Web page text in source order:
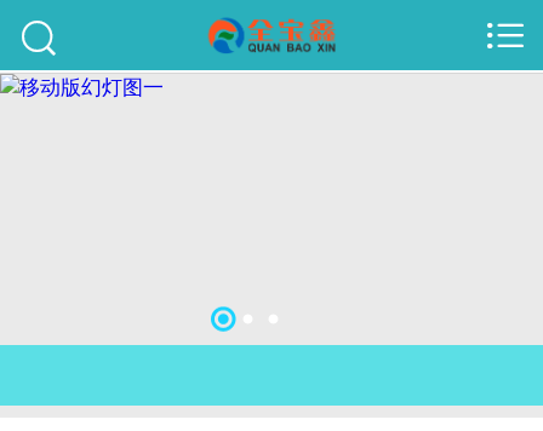
关于我们
联系我们

